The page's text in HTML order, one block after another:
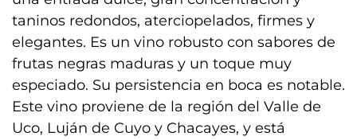
taninos redondos, aterciopelados, firmes y
elegantes. Es un vino robusto con sabores de
frutas negras maduras y un toque muy
especiado. Su persistencia en boca es notable.
Este vino proviene de la región del Valle de
Uco, Luján de Cuyo y Chacayes, y está